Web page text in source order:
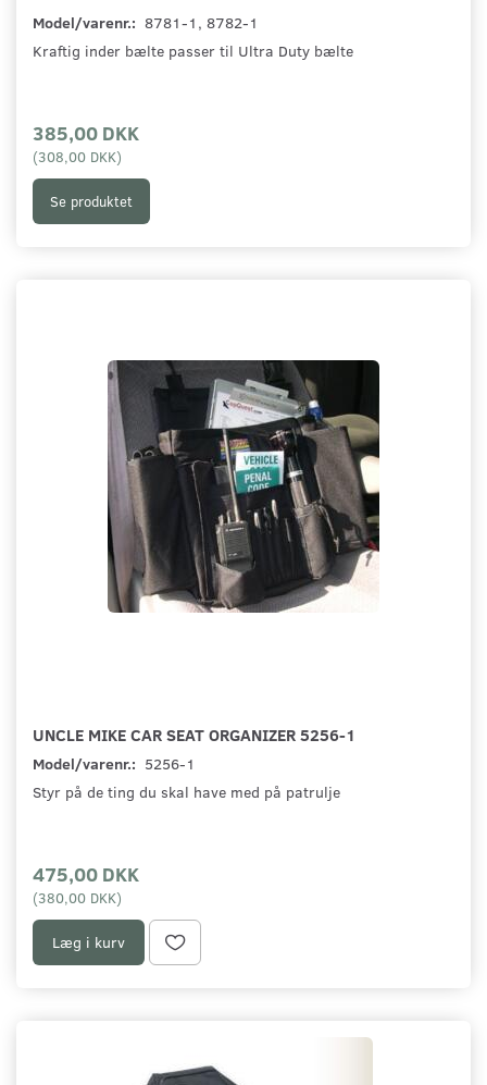
Model/varenr.: 8781-1, 8782-1
Kraftig inder bælte passer til Ultra Duty bælte
385,00 DKK
(308,00 DKK)
Se produktet
UNCLE MIKE CAR SEAT ORGANIZER 5256-1
Model/varenr.: 5256-1
Styr på de ting du skal have med på patrulje
475,00 DKK
(380,00 DKK)
Læg i kurv